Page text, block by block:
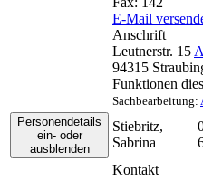
E-Mail
Anschrift
Leutnerstr. 15
94315
Funktionen
Sachbearbeitung:
Personendetails
ein- oder
ausblenden
Stiebritz,
Sabrina
Kontakt